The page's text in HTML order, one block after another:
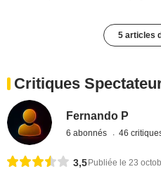
5 articles
Critiques
Fernando P
6 abonnés 46
3,5Publiée le 23